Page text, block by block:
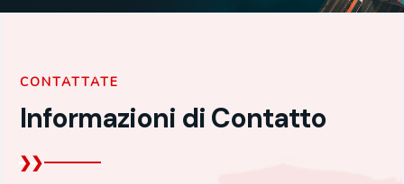
CONTATTATE
Informazioni di Contatto